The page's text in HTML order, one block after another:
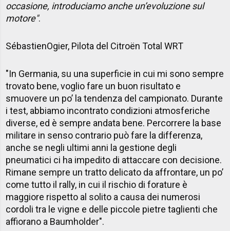
occasione, introduciamo anche un’evoluzione sul
motore".
SébastienOgier, Pilota del Citroën Total WRT
"In Germania, su una superficie in cui mi sono sempre
trovato bene, voglio fare un buon risultato e
smuovere un po’ la tendenza del campionato. Durante
i test, abbiamo incontrato condizioni atmosferiche
diverse, ed è sempre andata bene. Percorrere la base
militare in senso contrario può fare la differenza,
anche se negli ultimi anni la gestione degli
pneumatici ci ha impedito di attaccare con decisione.
Rimane sempre un tratto delicato da affrontare, un po’
come tutto il rally, in cui il rischio di forature è
maggiore rispetto al solito a causa dei numerosi
cordoli tra le vigne e delle piccole pietre taglienti che
affiorano a Baumholder".